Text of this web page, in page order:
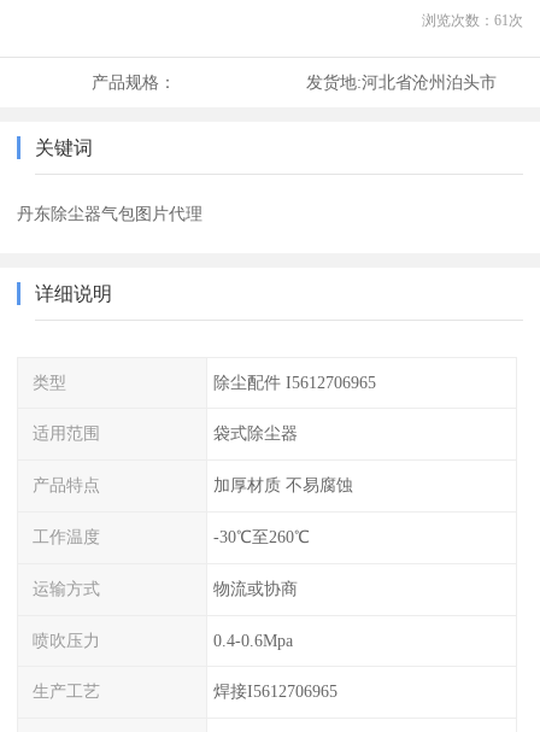
浏览次数： 61 次
产品规格： 发货地:河北省沧州泊头市
关键词
丹东除尘器气包图片代理
详细说明
类型 除尘配件 I5612706965
适用范围 袋式除尘器
产品特点 加厚材质 不易腐蚀
工作温度 -30℃至260℃
运输方式 物流或协商
喷吹压力 0.4-0.6Mpa
生产工艺 焊接I5612706965